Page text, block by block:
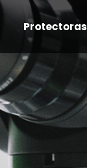
Protectoras